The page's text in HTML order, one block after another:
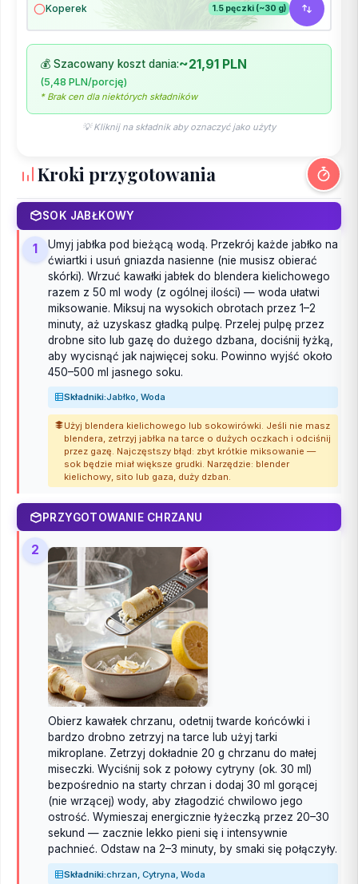
Koperek 1.5 pęczki (~30 g)
💰 Szacowany koszt dania:~21,91 PLN
(5,48 PLN/porcję)
* Brak cen dla niektórych składników
💡 Kliknij na składnik aby oznaczyć jako użyty
Kroki przygotowania
SOK JABŁKOWY
1
Umyj jabłka pod bieżącą wodą. Przekrój każde jabłko na
ćwiartki i usuń gniazda nasienne (nie musisz obierać
skórki). Wrzuć kawałki jabłek do blendera kielichowego
razem z 50 ml wody (z ogólnej ilości) — woda ułatwi
miksowanie. Miksuj na wysokich obrotach przez 1–2
minuty, aż uzyskasz gładką pulpę. Przelej pulpę przez
drobne sito lub gazę do dużego dzbana, dociśnij łyżką,
aby wycisnąć jak najwięcej soku. Powinno wyjść około
450–500 ml jasnego soku.
Składniki:Jabłko, Woda
Użyj blendera kielichowego lub sokowirówki. Jeśli nie masz
blendera, zetrzyj jabłka na tarce o dużych oczkach i odciśnij
przez gazę. Najczęstszy błąd: zbyt krótkie miksowanie —
sok będzie miał większe grudki. Narzędzie: blender
kielichowy, sito lub gaza, duży dzban.
PRZYGOTOWANIE CHRZANU
2
Obierz kawałek chrzanu, odetnij twarde końcówki i
bardzo drobno zetrzyj na tarce lub użyj tarki
mikroplane. Zetrzyj dokładnie 20 g chrzanu do małej
miseczki. Wyciśnij sok z połowy cytryny (ok. 30 ml)
bezpośrednio na starty chrzan i dodaj 30 ml gorącej
(nie wrzącej) wody, aby złagodzić chwilowo jego
ostrość. Wymieszaj energicznie łyżeczką przez 20–30
sekund — zacznie lekko pieni się i intensywnie
pachnieć. Odstaw na 2–3 minuty, by smaki się połączyły.
Składniki:chrzan, Cytryna, Woda